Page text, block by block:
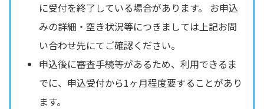
に受付を終了している場合があります。 お申込
みの詳細・空き状況等につきましては上記お問
い合わせ先にてご確認ください。
申込後に審査手続等があるため、利用できるま
でに、申込受付から1ヶ月程度要することがあり
ます。